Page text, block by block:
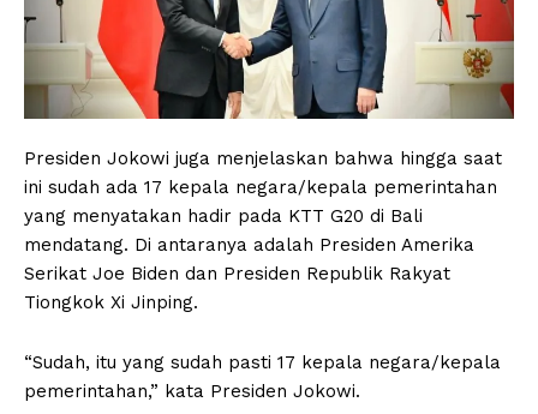
Presiden Jokowi juga menjelaskan bahwa hingga saat
ini sudah ada 17 kepala negara/kepala pemerintahan
yang menyatakan hadir pada KTT G20 di Bali
mendatang. Di antaranya adalah Presiden Amerika
Serikat Joe Biden dan Presiden Republik Rakyat
Tiongkok Xi Jinping.
“Sudah, itu yang sudah pasti 17 kepala negara/kepala
pemerintahan,” kata Presiden Jokowi.